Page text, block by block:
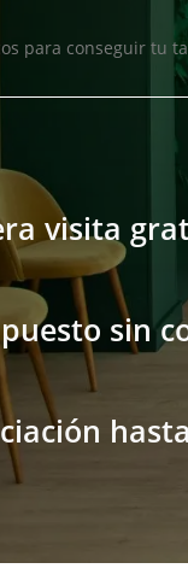
para conseguir tu
visita
sin